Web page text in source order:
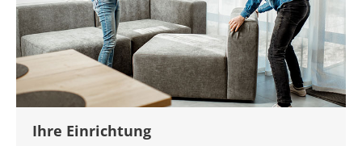
Ihre Einrichtung